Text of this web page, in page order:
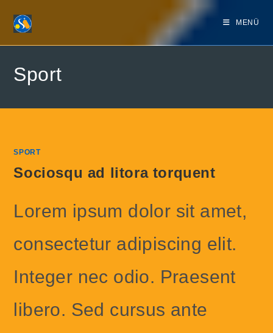
Inhalt
MENÜ
Sport
SPORT
Sociosqu ad litora torquent
Lorem ipsum dolor sit amet,
consectetur adipiscing elit.
Integer nec odio. Praesent
libero. Sed cursus ante